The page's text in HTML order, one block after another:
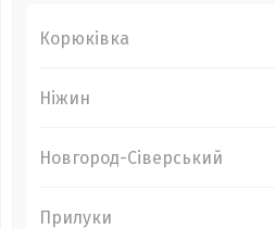
Корюківка
Ніжин
Новгород-Сіверський
Прилуки